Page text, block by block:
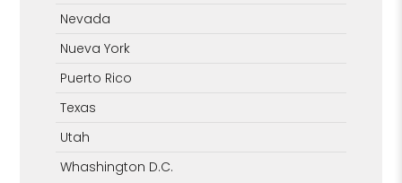
Nevada
Nueva York
Puerto Rico
Texas
Utah
Whashington D.C.